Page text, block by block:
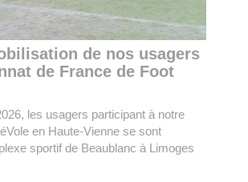
de nos usagers
de France de Foot
les usagers participant à notre
en Haute-Vienne se sont
sportif de Beaublanc à Limoges